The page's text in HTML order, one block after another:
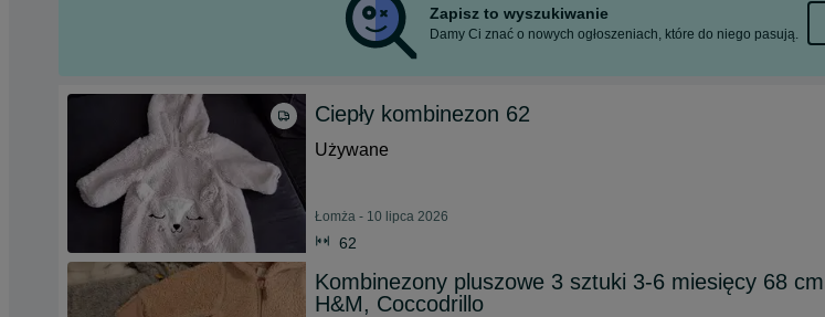
Zapisz to wyszukiwanie
Damy Ci znać o nowych ogłoszeniach, które do niego pasują.
Ciepły kombinezon 62
Używane
Łomża - 10 lipca 2026
62
Kombinezony pluszowe 3 sztuki 3-6 miesięcy 68
H&M, Coccodrillo